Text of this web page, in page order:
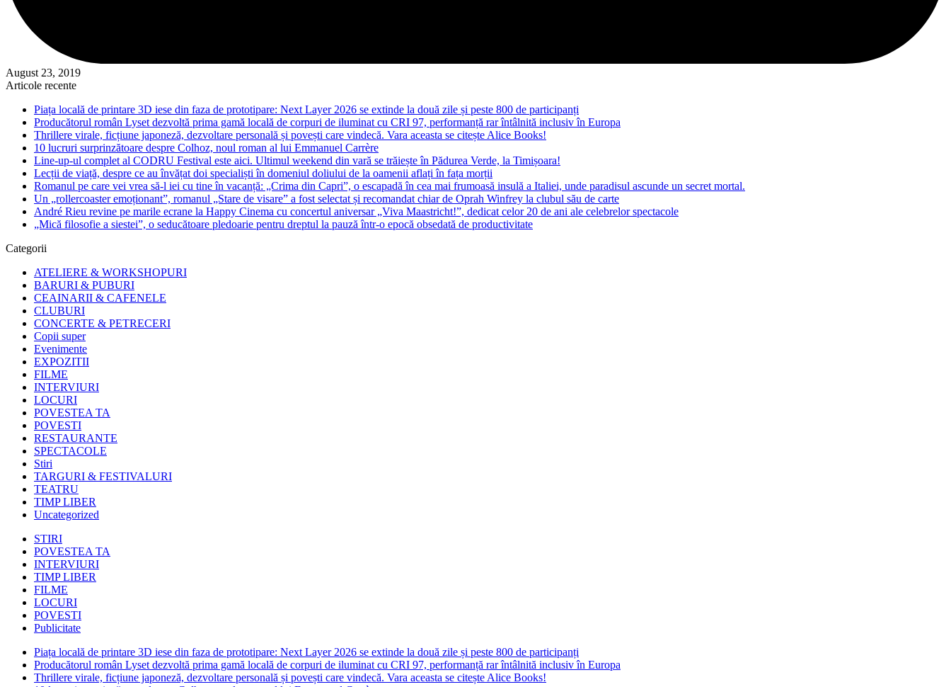
August 23, 2019
Articole recente
Piața locală de printare 3D iese din faza de prototipare: Next Layer 2026 se extinde la două zile și peste 800 de participanți
Producătorul român Lyset dezvoltă prima gamă locală de corpuri de iluminat cu CRI 97, performanță rar întâlnită inclusiv în Europa
Thrillere virale, ficțiune japoneză, dezvoltare personală și povești care vindecă. Vara aceasta se citește Alice Books!
10 lucruri surprinzătoare despre Colhoz, noul roman al lui Emmanuel Carrère
Line-up-ul complet al CODRU Festival este aici. Ultimul weekend din vară se trăiește în Pădurea Verde, la Timișoara!
Lecții de viață, despre ce au învățat doi specialiști în domeniul doliului de la oamenii aflați în fața morții
Romanul pe care vei vrea să-l iei cu tine în vacanță: „Crima din Capri”, o escapadă în cea mai frumoasă insulă a Italiei, unde paradisul ascunde un secret mortal.
Un „rollercoaster emoționant”, romanul „Stare de visare” a fost selectat și recomandat chiar de Oprah Winfrey la clubul său de carte
André Rieu revine pe marile ecrane la Happy Cinema cu concertul aniversar „Viva Maastricht!”, dedicat celor 20 de ani ale celebrelor spectacole
„Mică filosofie a siestei”, o seducătoare pledoarie pentru dreptul la pauză într-o epocă obsedată de productivitate
Categorii
ATELIERE & WORKSHOPURI
BARURI & PUBURI
CEAINARII & CAFENELE
CLUBURI
CONCERTE & PETRECERI
Copii super
Evenimente
EXPOZITII
FILME
INTERVIURI
LOCURI
POVESTEA TA
POVESTI
RESTAURANTE
SPECTACOLE
Stiri
TARGURI & FESTIVALURI
TEATRU
TIMP LIBER
Uncategorized
STIRI
POVESTEA TA
INTERVIURI
TIMP LIBER
FILME
LOCURI
POVESTI
Publicitate
Piața locală de printare 3D iese din faza de prototipare: Next Layer 2026 se extinde la două zile și peste 800 de participanți
Producătorul român Lyset dezvoltă prima gamă locală de corpuri de iluminat cu CRI 97, performanță rar întâlnită inclusiv în Europa
Thrillere virale, ficțiune japoneză, dezvoltare personală și povești care vindecă. Vara aceasta se citește Alice Books!